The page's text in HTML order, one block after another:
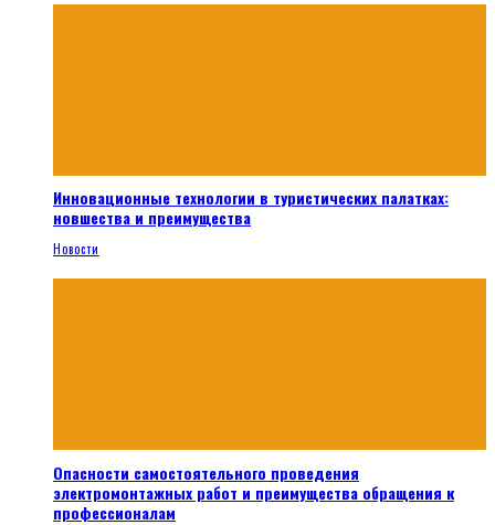
Инновационные технологии в туристических палатках:
новшества и преимущества
Новости
Опасности самостоятельного проведения
электромонтажных работ и преимущества обращения к
профессионалам